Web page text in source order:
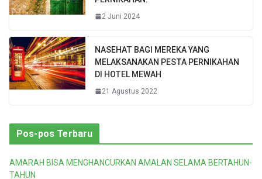
2 Juni 2024
NASEHAT BAGI MEREKA YANG
MELAKSANAKAN PESTA PERNIKAHAN
DI HOTEL MEWAH
21 Agustus 2022
Pos-pos Terbaru
AMARAH BISA MENGHANCURKAN AMALAN SELAMA BERTAHUN-
TAHUN